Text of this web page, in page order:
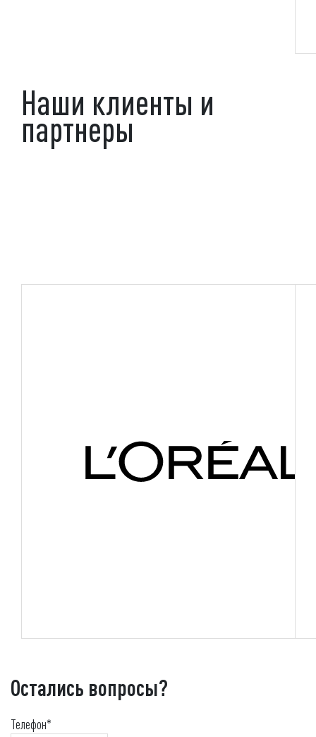
Наши клиенты и
партнеры
Остались вопросы?
Телефон*